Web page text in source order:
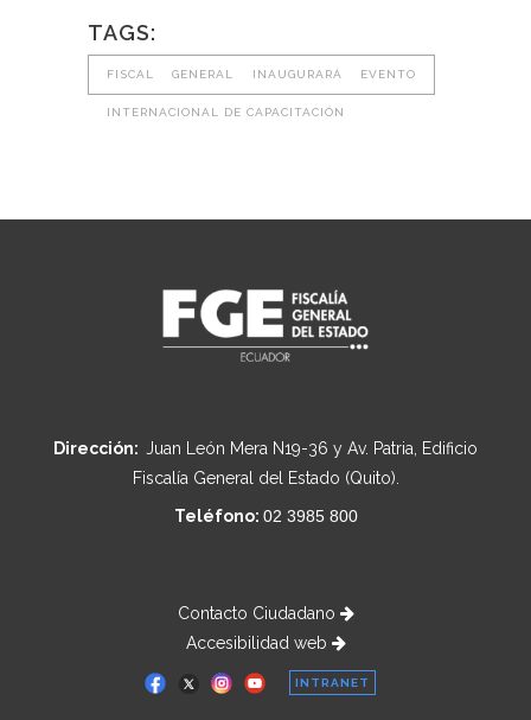
TAGS:
FISCAL GENERAL INAUGURARÁ EVENTO
INTERNACIONAL DE CAPACITACIÓN
Dirección: Juan León Mera N19-36 y Av. Patria, Edificio
Fiscalía General del Estado (Quito).
Teléfono: 02 3985 800
Contacto Ciudadano
Accesibilidad web
INTRANET